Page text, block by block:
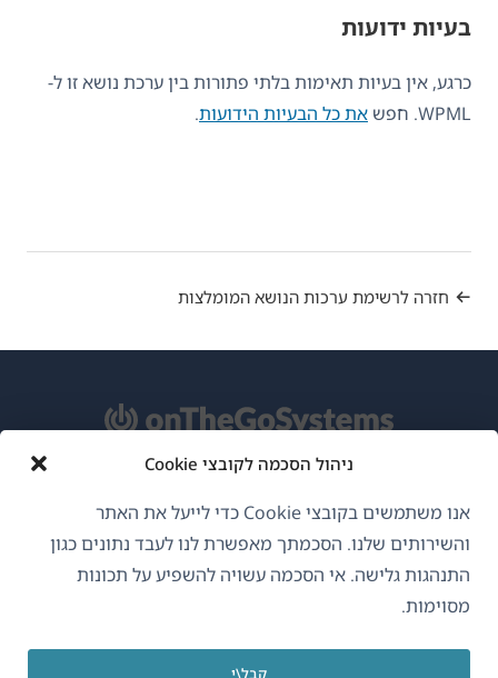
ניהול הסכמה לקובצי Cookie
אנו משתמשים בקובצי Cookie כדי לייעל את האתר
והשירותים שלנו. הסכמתך מאפשרת לנו לעבד נתונים כגון
התנהגות גלישה. אי הסכמה עשויה להשפיע על תכונות
מסוימות.
קבל\י
בעיות ידועות
כרגע, אין בעיות תאימות בלתי פתורות בין ערכת נושא זו ל-
WPML. חפש
את כל הבעיות הידועות.
חזרה לרשימת ערכות הנושא המומלצות
GDPR ומדיניות פרטיות
הצטרף לצוות שלנו(נפתח
בחלון בחלון בחלון